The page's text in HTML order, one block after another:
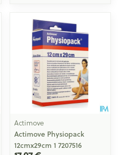
Actimove
Actimove Physiopack
12cmx29cm 1 7207516